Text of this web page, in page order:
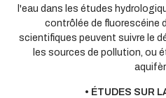
l'eau dans les études
contrôlée de fluorescéine
scientifiques peuvent suivre le
les sources de pollution, ou
• ÉTUDES SUR